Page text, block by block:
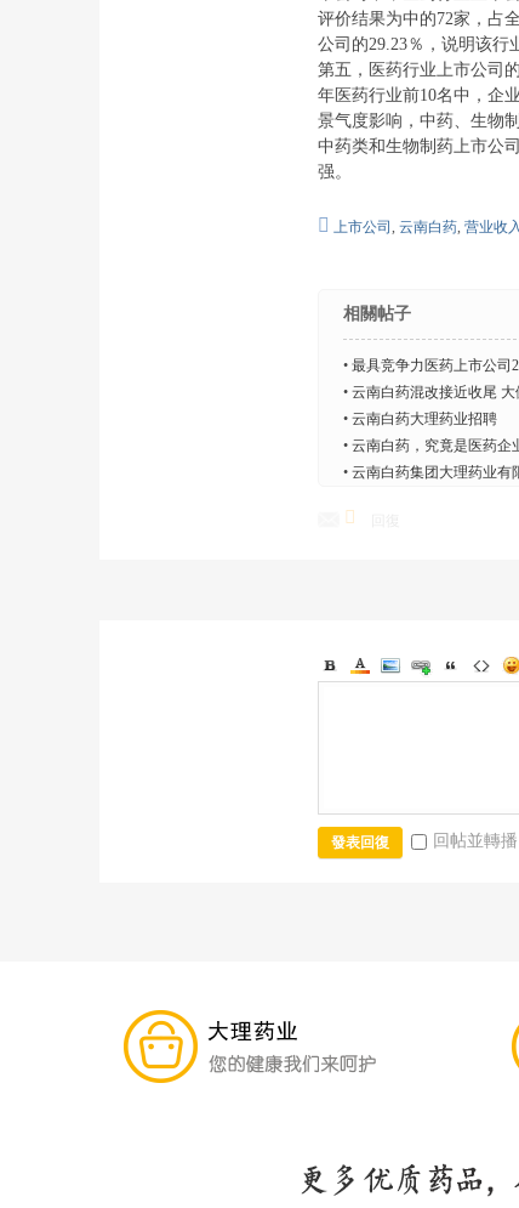
评价结果为中的72家，占
公司的29.23％，说明该行
第五，医药行业上市公司
年医药行业前10名中，企
景气度影响，中药、生物
中药类和生物制药上市公
强。
上市公司 , 云南白药, 营业收入
相關帖子
• 最具竞争力医药上市公司
入选
• 云南白药混改接近收尾
• 云南白药大理药业招聘
• 云南白药，究竟是医药企
• 云南白药集团大理药业有
發表回復 回帖並轉播